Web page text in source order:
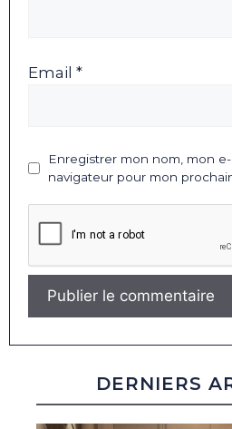
Email *
Enregistrer mon nom, mon
navigateur pour mon
DERNIERS